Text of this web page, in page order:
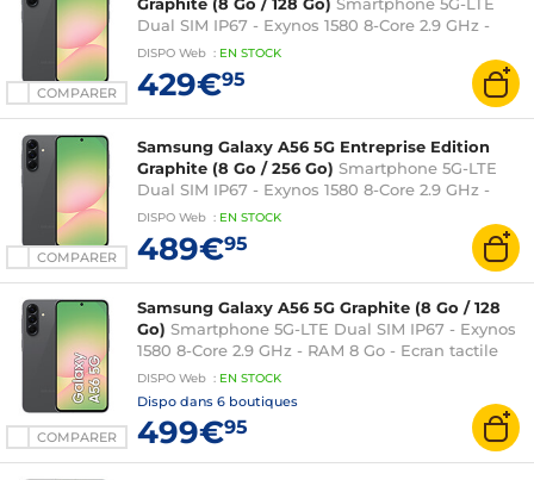
COMPARER
Dual SIM IP67 - Exynos 1580 8-Core 2.9 GHz -
RAM 8 Go - Ecran tactile Super AMOLED 120 Hz
6.7" 1080 x 2340 - 128 Go - NFC/Bluetooth 5.3 -
5000 mAh - Android 15
DISPO Web : EN STOCK
429€95
COMPARER
Samsung Galaxy A56 5G Entreprise Edition
Graphite (8 Go / 256 Go) Smartphone 5G-LTE
Dual SIM IP67 - Exynos 1580 8-Core 2.9 GHz -
RAM 8 Go - Ecran tactile Super AMOLED 120 Hz
6.7" 1080 x 2340 - 256 Go - NFC/Bluetooth 5.3 -
5000 mAh - Android 15
DISPO Web : EN STOCK
489€95
COMPARER
Samsung Galaxy A56 5G Graphite (8 Go / 128
Go) Smartphone 5G-LTE Dual SIM IP67 - Exynos
1580 8-Core 2.9 GHz - RAM 8 Go - Ecran tactile
Super AMOLED 120 Hz 6.7" 1080 x 2340 - 128 Go -
NFC/Bluetooth 5.3 - 5000 mAh - Android 15
DISPO Web : EN STOCK
Dispo dans 6 boutiques
499€95